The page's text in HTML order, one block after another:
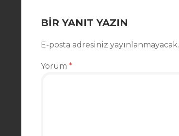
BIR YANIT YAZIN
E-posta adresiniz yayınlanmayacak.
Yorum *